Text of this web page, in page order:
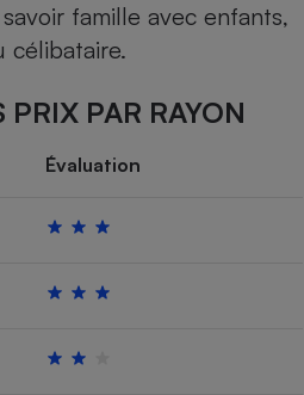
famille avec enfants,
célibataire.
PRIX PAR RAYON
Évaluation